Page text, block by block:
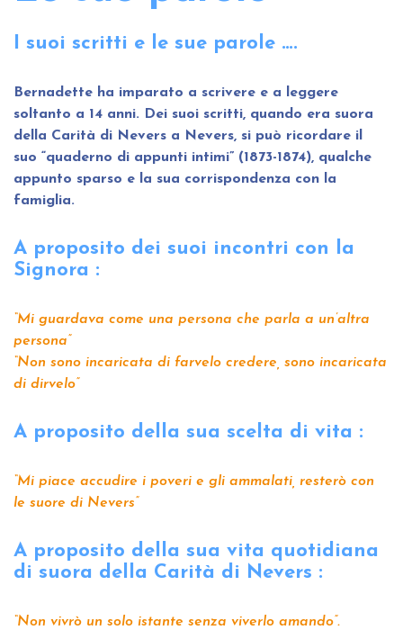
I suoi scritti e le sue parole ….
Bernadette ha imparato a scrivere e a leggere
soltanto a 14 anni. Dei suoi scritti, quando era suora
della Carità di Nevers a Nevers, si può ricordare il
suo “quaderno di appunti intimi” (1873-1874), qualche
appunto sparso e la sua corrispondenza con la
famiglia.
A proposito dei suoi incontri con la
Signora :
“Mi guardava come una persona che parla a un’altra
persona”
“Non sono incaricata di farvelo credere, sono incaricata
di dirvelo”
A proposito della sua scelta di vita :
“Mi piace accudire i poveri e gli ammalati, resterò con
le suore di Nevers”
A proposito della sua vita quotidiana
di suora della Carità di Nevers :
“Non vivrò un solo istante senza viverlo amando”.